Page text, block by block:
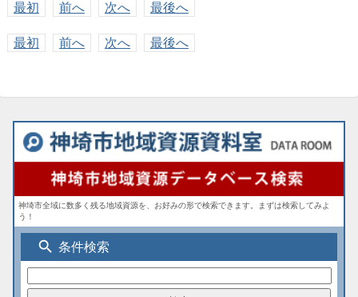
最初
前へ 次へ 最後へ
最初 前へ 次へ 最後へ
神埼市全域に数多く残る地域資源を、お好みの形で検索できます。まずは検索してみよ
う！
search 条件検索